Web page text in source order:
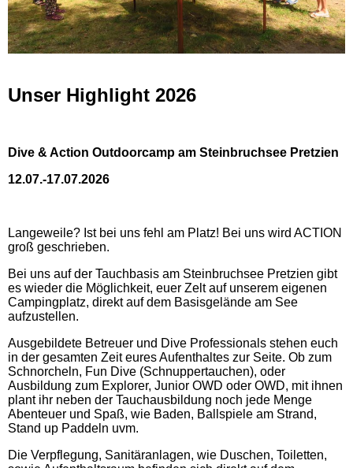
Unser Highlight 2026
Dive & Action Outdoorcamp am Steinbruchsee Pretzien
12.07.-17.07.2026
Langeweile? Ist bei uns fehl am Platz! Bei uns wird ACTION
groß geschrieben.
Bei uns auf der Tauchbasis am Steinbruchsee Pretzien gibt
es wieder die Möglichkeit, euer Zelt auf unserem eigenen
Campingplatz, direkt auf dem Basisgelände am See
aufzustellen.
Ausgebildete Betreuer und Dive Professionals stehen euch
in der gesamten Zeit eures Aufenthaltes zur Seite. Ob zum
Schnorcheln, Fun Dive (Schnuppertauchen), oder
Ausbildung zum Explorer, Junior OWD oder OWD, mit ihnen
plant ihr neben der Tauchausbildung noch jede Menge
Abenteuer und Spaß, wie Baden, Ballspiele am Strand,
Stand up Paddeln uvm.
Die Verpflegung, Sanitäranlagen, wie Duschen, Toiletten,